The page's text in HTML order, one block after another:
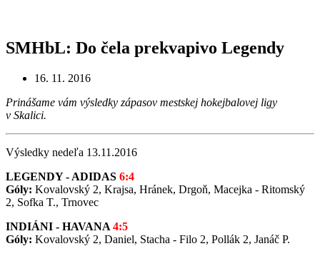
SMHbL: Do čela prekvapivo Legendy
16. 11. 2016
Prinášame vám výsledky zápasov mestskej hokejbalovej ligy
v Skalici.
Výsledky nedeľa 13.11.2016
LEGENDY - ADIDAS 6:4
Góly: Kovalovský 2, Krajsa, Hránek, Drgoň, Macejka - Ritomský
2, Sofka T., Trnovec
INDIÁNI - HAVANA 4:5
Góly: Kovalovský 2, Daniel, Stacha - Filo 2, Pollák 2, Janáč P.